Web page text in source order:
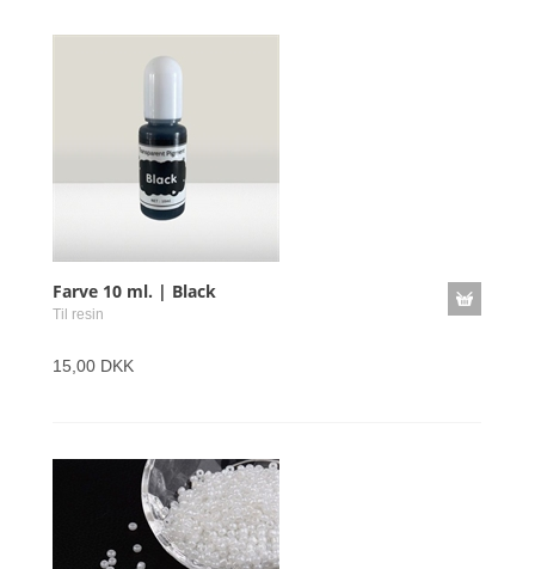
Farve 10 ml. | Black
Til resin
15,00 DKK